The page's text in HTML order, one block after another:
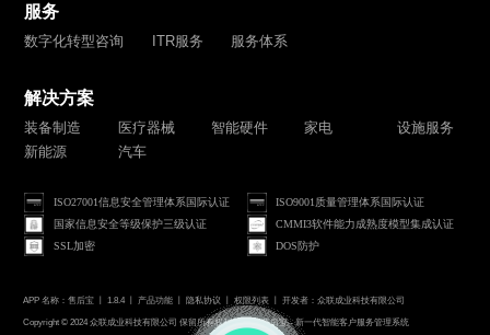
服务
数字化转型咨询 ITR服务 服务体系
解决方案
装备制造 医疗器械 智能硬件 家电
设施服务
新能源
汽车
ISO27001信息安全管理体系国际认证
ISO9001质量管理体系国际认证
国家信息安全等级保护三级认证
CMMI3软件能力成熟度模型集成认证
SSL加密
DOS防护
APP 名称：售后宝 丨 1.8.4 丨 产品功能 隐私协议 权限列表 丨 开发者：众联成业科技有限公司
Copyright © 2024 众联成业科技有限公司 保留所有权利 Publink售后宝 - 新一代智能客户服务管理系统